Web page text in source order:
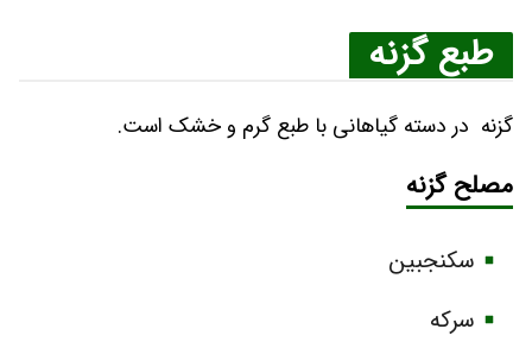
طبع گزنه
گزنه در دسته گیاهانی با طبع گرم و خشک است.
مصلح گزنه
سکنجبین
سرکه